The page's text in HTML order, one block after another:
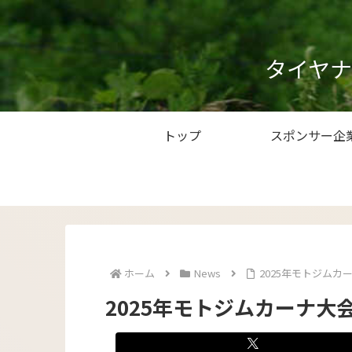
タイヤ
トップ スポンサー企
ホーム News 2025年モトジムカ
2025年モトジムカーナ大